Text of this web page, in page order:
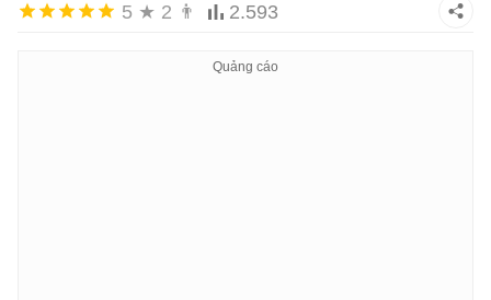
5 ★ 2 👨 2.593